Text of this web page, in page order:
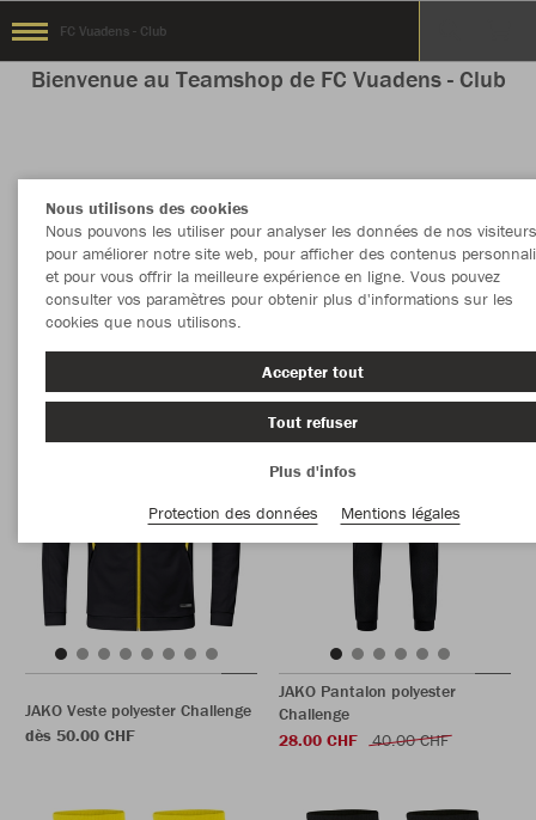
FC Vuadens - Club
Bienvenue au Teamshop de FC Vuadens - Club
Vêtement PLUS DE FILTRES
JAKO Veste polyester Challenge
dès 50.00 CHF
JAKO Pantalon polyester
Challenge
28.00 CHF
40.00 CHF
Nous utilisons des cookies
Nous pouvons les utiliser pour analyser les données de nos
pour améliorer notre site web, pour afficher des contenus
et pour vous offrir la meilleure expérience en ligne. Vous pouvez
consulter vos paramètres pour obtenir plus d'informations sur les
cookies que nous utilisons.
Accepter tout
Tout refuser
Plus d'infos
Protection des données
Mentions légales